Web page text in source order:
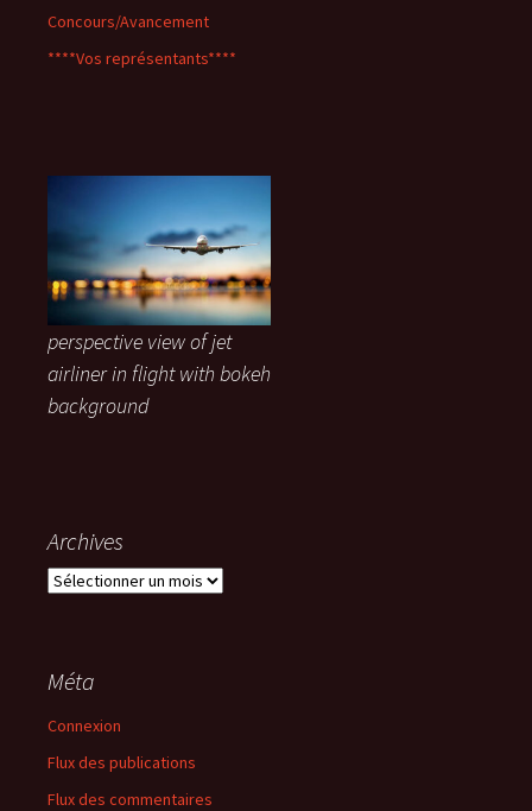
Concours/Avancement
****Vos représentants****
perspective view of jet
airliner in flight with bokeh
background
Archives
Archives
Méta
Connexion
Flux des publications
Flux des commentaires